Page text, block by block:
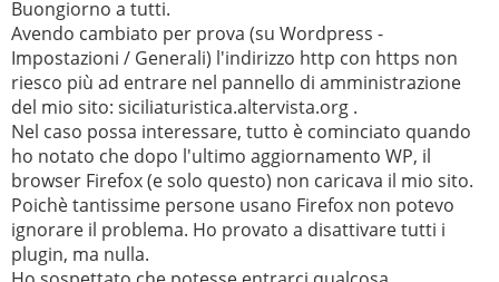
Buongiorno a tutti.
Avendo cambiato per prova (su Wordpress -
Impostazioni / Generali) l'indirizzo http con https non
riesco più ad entrare nel pannello di amministrazione
del mio sito: siciliaturistica.altervista.org .
Nel caso possa interessare, tutto è cominciato quando
ho notato che dopo l'ultimo aggiornamento WP, il
browser Firefox (e solo questo) non caricava il mio sito.
Poichè tantissime persone usano Firefox non potevo
ignorare il problema. Ho provato a disattivare tutti i
plugin, ma nulla.